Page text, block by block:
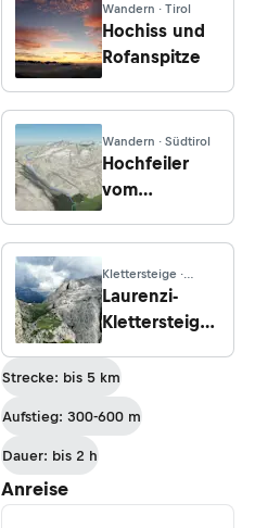
Wandern · Tirol
Hochiss und
Rofanspitze
Wandern · Südtirol
Hochfeiler
vom
Klettersteige ·
Südtirol
Laurenzi-
Klettersteig
Strecke: bis 5 km
Aufstieg: 300-600 m
Dauer: bis 2 h
Anreise